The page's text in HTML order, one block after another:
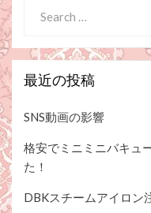
for:
最近の投稿
SNS動画の影響
格安でミニミニバキュ
た！
DBKスチームアイロン